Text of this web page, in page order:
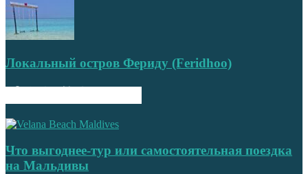
Локальный остров Фериду (Feridhoo)
Что выгоднее-тур или самостоятельная поездка
на Мальдивы